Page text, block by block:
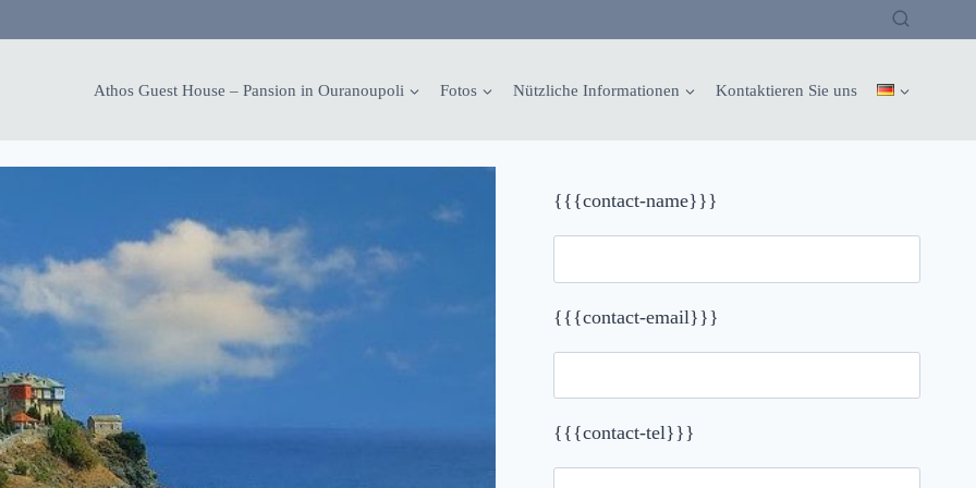
Athos Guest House – Pansion in Ouranoupoli Fotos Nützliche Informationen Kontaktieren Sie uns
{{{contact-name}}}
{{{contact-email}}}
{{{contact-tel}}}